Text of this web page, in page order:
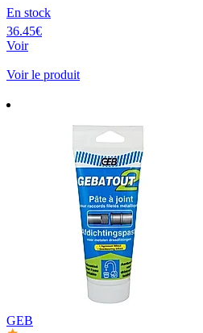
En stock
36.45€
Voir
Voir le produit
GEB